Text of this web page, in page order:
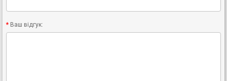
Ваш відгук: